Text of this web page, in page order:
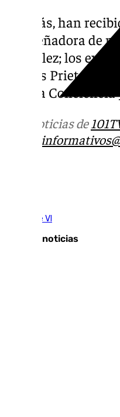
Además, han
la diseñadora de
González; los
y Jesús Prieto de
para la
Más noticias de
Rey Felipe VI
Últimas noticias